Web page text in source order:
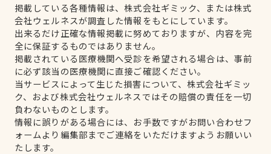
掲載している各種情報は、株式会社ギミック、または株式
会社ウェルネスが調査した情報をもとにしています。
出来るだけ正確な情報掲載に努めておりますが、内容を完
全に保証するものではありません。
掲載されている医療機関へ受診を希望される場合は、事前
に必ず該当の医療機関に直接ご確認ください。
当サービスによって生じた損害について、株式会社ギミッ
ク、および株式会社ウェルネスではその賠償の責任を一切
負わないものとします。
情報に誤りがある場合には、お手数ですがお問い合わせフ
ォームより編集部までご連絡をいただけますようお願いい
たします。